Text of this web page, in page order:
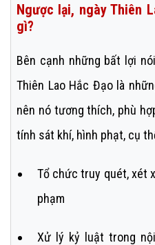
Ngược lại, ngày Thiên
gì?
Bên cạnh những bất lợi
Thiên Lao Hắc Đạo là
nên nó tương thích, phù
tính sát khí, hình phạt, cụ
Tổ chức truy quét, xét
phạm
Xử lý kỷ luật trong